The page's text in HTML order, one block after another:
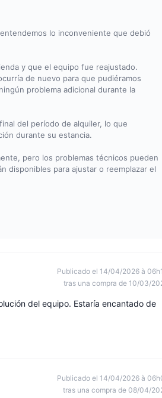
lo inconveniente que debió
y que el equipo fue reajustado.
de nuevo para que pudiéramos
problema adicional durante la
del período de alquiler, lo que
durante su estancia.
pero los problemas técnicos pueden
disponibles para ajustar o reemplazar el
Publicado el 14/04/2026 à
tras una compra de 10/03/
del equipo. Estaría encantado de
Publicado el 14/04/2026 à
tras una compra de 08/04/